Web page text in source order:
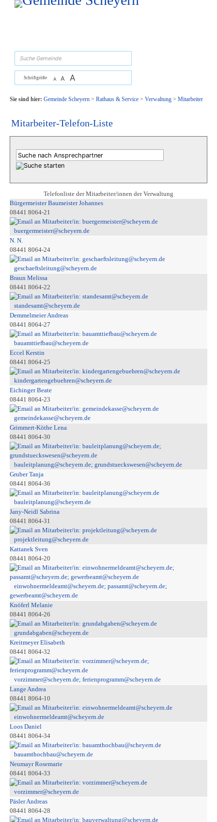
Zum Inhalt, zur Navigationoder zur Startseite springen.
Schriftgröße A A A
Sie sind hier: Gemeinde Scheyern> Rathaus & Service> Verwaltung> Mitarbeiter
Mitarbeiter-Telefon-Liste
Telefonliste der Mitarbeiter/innen der Verwaltung
Bürgermeister Baumeister Johannes
08441 8064-21
buergermeister@scheyern.de
N. N.
08441 8064-24
geschaeftsleitung@scheyern.de
Braun Melissa
08441 8064-22
standesamt@scheyern.de
Demmelmeier Andreas
08441 8064-27
bauamttiefbau@scheyern.de
Eccel Kerstin
08441 8064-25
kindergartengebuehren@scheyern.de
Eichinger Beate
08441 8064-23
gemeindekasse@scheyern.de
Grimmert-Köthe Lena
08441 8064-30
bauleitplanung@scheyern.de; grundstueckswesen@scheyern.de
Gruber Tanja
08441 8064-36
bauleitplanung@scheyern.de
Jany-Neidl Sabrina
08441 8064-31
projektleitung@scheyern.de
Kattanek Sven
08441 8064-20
einwohnermeldeamt@scheyern.de; passamt@scheyern.de;
gewerbeamt@scheyern.de
Knöferl Melanie
08441 8064-26
grundabgaben@scheyern.de
Kreitmeyer Elisabeth
08441 8064-32
vorzimmer@scheyern.de; ferienprogramm@scheyern.de
Lange Andrea
08441 8064-10
einwohnermeldeamt@scheyern.de
Loos Daniel
08441 8064-34
bauamthochbau@scheyern.de
Neumayr Rosemarie
08441 8064-33
vorzimmer@scheyern.de
Päsler Andreas
08441 8064-28